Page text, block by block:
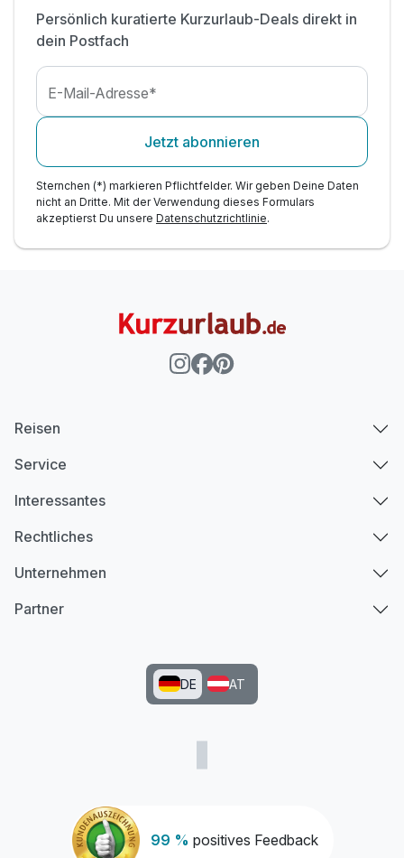
Persönlich kuratierte Kurzurlaub-Deals direkt in
dein Postfach
E-Mail-Adresse*
Jetzt abonnieren
Sternchen (*) markieren Pflichtfelder. Wir geben Deine Daten
nicht an Dritte. Mit der Verwendung dieses Formulars
akzeptierst Du unsere Datenschutzrichtlinie.
99 % positives Feedback
Reisen
Service
Interessantes
Rechtliches
Unternehmen
Partner
DE AT